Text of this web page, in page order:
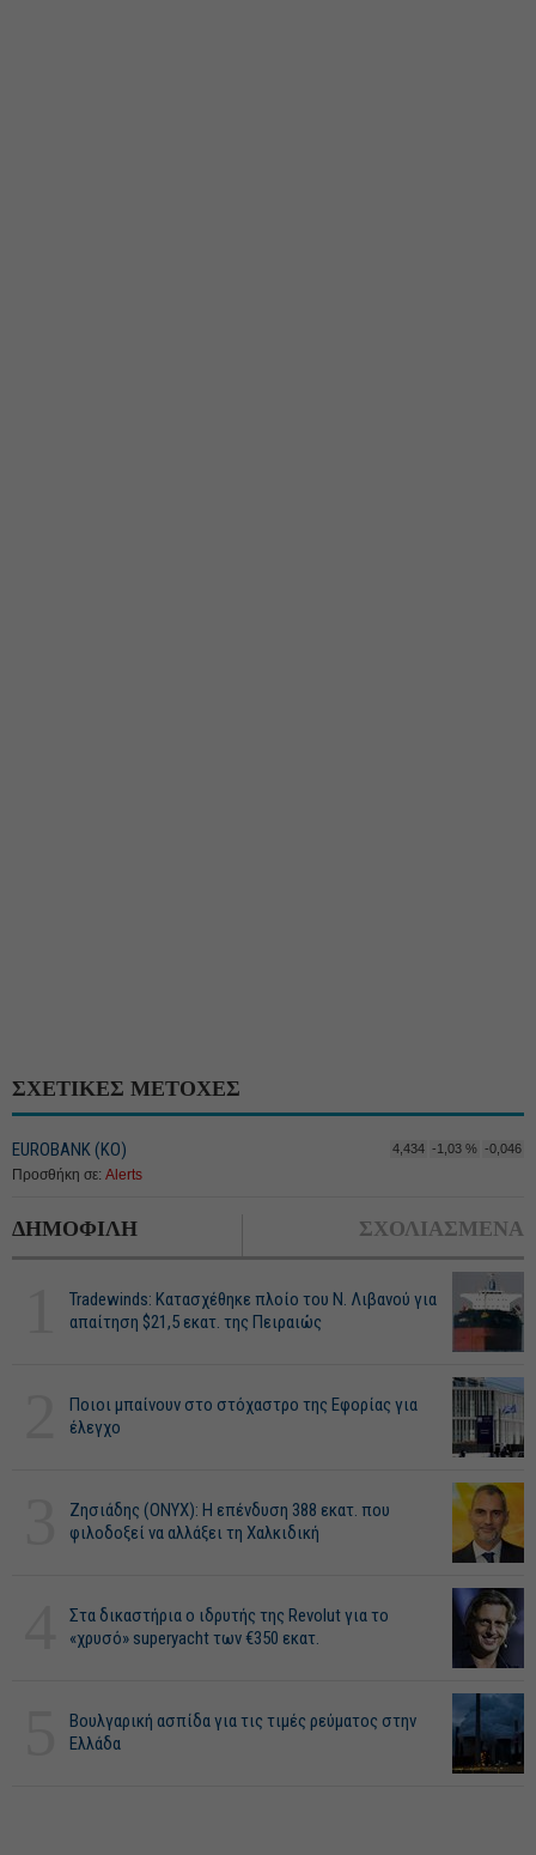
ΣΧΕΤΙΚΕΣ ΜΕΤΟΧΕΣ
EUROBANK (ΚΟ) 4,434 -1,03 % -0,046
Προσθήκη σε: Alerts
ΔΗΜΟΦΙΛΗ ΣΧΟΛΙΑΣΜΕΝΑ
Tradewinds: Κατασχέθηκε πλοίο του Ν. Λιβανού για
απαίτηση $21,5 εκατ. της Πειραιώς
Ποιοι μπαίνουν στο στόχαστρο της Εφορίας για
έλεγχο
Ζησιάδης (ONYX): Η επένδυση 388 εκατ. που
φιλοδοξεί να αλλάξει τη Χαλκιδική
Στα δικαστήρια ο ιδρυτής της Revolut για το
«χρυσό» superyacht των €350 εκατ.
Βουλγαρική ασπίδα για τις τιμές ρεύματος στην
Ελλάδα